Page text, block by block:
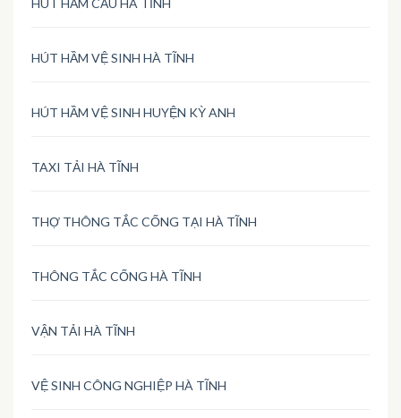
HÚT HẦM VỆ SINH HÀ TĨNH
HÚT HẦM VỆ SINH HUYỆN KỲ ANH
TAXI TẢI HÀ TĨNH
THỢ THÔNG TẮC CỐNG TẠI HÀ TĨNH
THÔNG TẮC CỐNG HÀ TĨNH
VẬN TẢI HÀ TĨNH
VỆ SINH CÔNG NGHIỆP HÀ TĨNH